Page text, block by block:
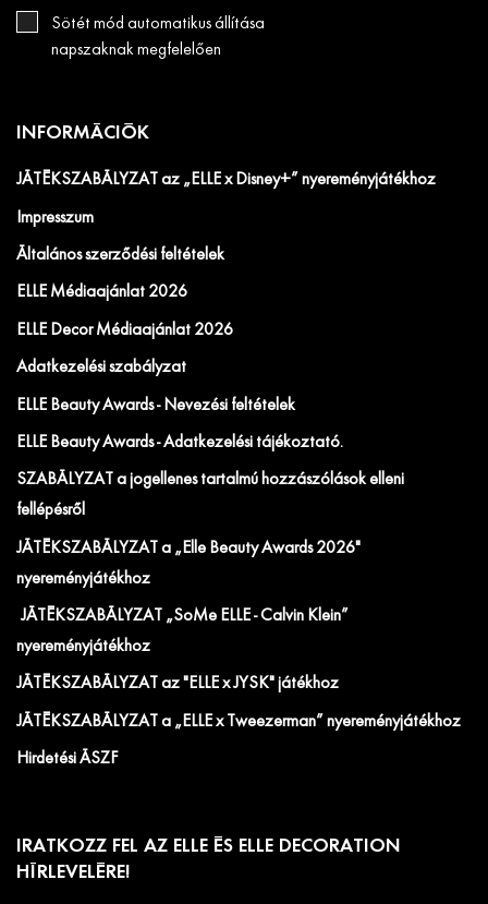
Sötét mód automatikus állítása
napszaknak megfelelően
INFORMÁCIÓK
JÁTÉKSZABÁLYZAT az „ELLE x Disney+” nyereményjátékhoz
Impresszum
Általános szerződési feltételek
ELLE Médiaajánlat 2026
ELLE Decor Médiaajánlat 2026
Adatkezelési szabályzat
ELLE Beauty Awards - Nevezési feltételek
ELLE Beauty Awards - Adatkezelési tájékoztató.
SZABÁLYZAT a jogellenes tartalmú hozzászólások elleni
fellépésről
JÁTÉKSZABÁLYZAT a „Elle Beauty Awards 2026"
nyereményjátékhoz
JÁTÉKSZABÁLYZAT „SoMe ELLE - Calvin Klein”
nyereményjátékhoz
JÁTÉKSZABÁLYZAT az "ELLE x JYSK" játékhoz
JÁTÉKSZABÁLYZAT a „ELLE x Tweezerman” nyereményjátékhoz
Hirdetési ÁSZF
IRATKOZZ FEL AZ ELLE ÉS ELLE DECORATION
HÍRLEVELÉRE!